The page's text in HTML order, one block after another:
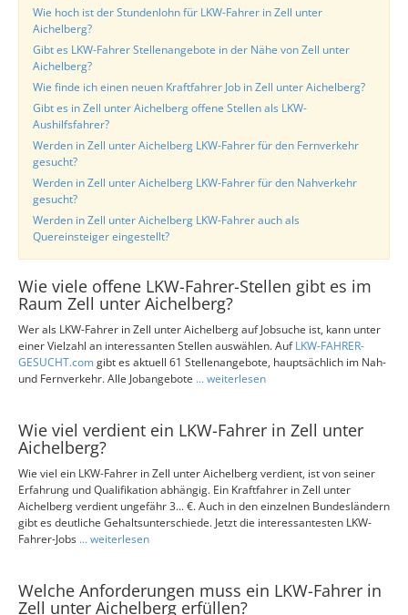
Wie hoch ist der Stundenlohn für LKW-Fahrer in Zell unter
Aichelberg?
Gibt es LKW-Fahrer Stellenangebote in der Nähe von Zell unter
Aichelberg?
Wie finde ich einen neuen Kraftfahrer Job in Zell unter Aichelberg?
Gibt es in Zell unter Aichelberg offene Stellen als LKW-
Aushilfsfahrer?
Werden in Zell unter Aichelberg LKW-Fahrer für den Fernverkehr
gesucht?
Werden in Zell unter Aichelberg LKW-Fahrer für den Nahverkehr
gesucht?
Werden in Zell unter Aichelberg LKW-Fahrer auch als
Quereinsteiger eingestellt?
Wie viele offene LKW-Fahrer-Stellen gibt es im
Raum Zell unter Aichelberg?
Wer als LKW-Fahrer in Zell unter Aichelberg auf Jobsuche ist, kann unter
einer Vielzahl an interessanten Stellen auswählen. AufLKW-FAHRER-
GESUCHT.comgibt es aktuell 61 Stellenangebote, hauptsächlich im Nah-
und Fernverkehr. Alle Jobangebote ... weiterlesen
Wie viel verdient ein LKW-Fahrer in Zell unter
Aichelberg?
Wie viel ein LKW-Fahrer in Zell unter Aichelberg verdient, ist von seiner
Erfahrung und Qualifikation abhängig. Ein Kraftfahrer in Zell unter
Aichelberg verdient ungefähr 3... €. Auch in den einzelnen Bundesländern
gibt es deutliche Gehaltsunterschiede. Jetzt die interessantesten LKW-
Fahrer-Jobs ... weiterlesen
Welche Anforderungen muss ein LKW-Fahrer in
Zell unter Aichelberg erfüllen?